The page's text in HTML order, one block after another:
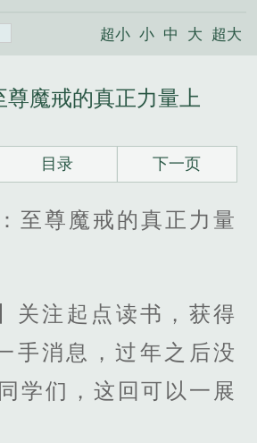
超小 小 中 大 超大
尊魔戒的真正力量上
目录 下一页
至尊魔戒的真正力量
关注起点读书，获得
手消息，过年之后没
学们，这回可以一展